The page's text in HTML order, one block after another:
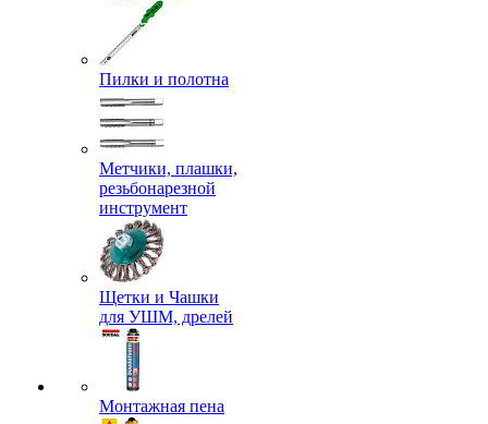
Пилки и полотна
Метчики, плашки,
резьбонарезной
инструмент
Щетки и Чашки
для УШМ, дрелей
Монтажная пена